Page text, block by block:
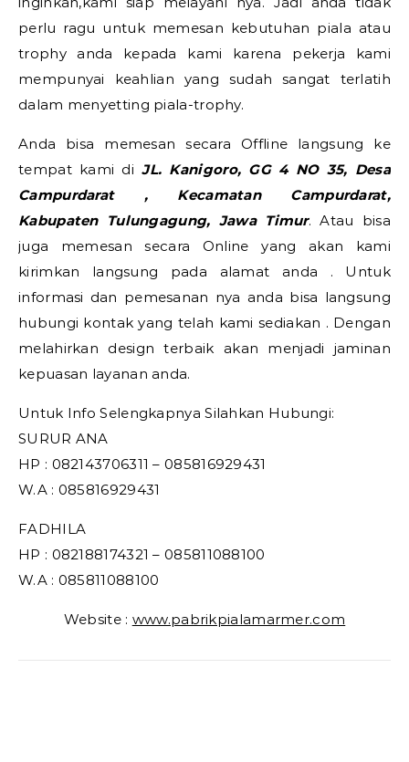
perlu ragu untuk memesan kebutuhan piala atau
trophy anda kepada kami karena pekerja kami
mempunyai keahlian yang sudah sangat terlatih
dalam menyetting piala-trophy.
Anda bisa memesan secara Offline langsung ke
tempat kami diJL. Kanigoro, GG 4 NO 35, Desa
Campurdarat , Kecamatan Campurdarat,
Kabupaten Tulungagung, Jawa Timur. Atau bisa
juga memesan secara Online yang akan kami
kirimkan langsung pada alamat anda . Untuk
informasi dan pemesanan nya anda bisa langsung
hubungi kontak yang telah kami sediakan . Dengan
melahirkan design terbaik akan menjadi jaminan
kepuasan layanan anda.
Untuk Info Selengkapnya Silahkan Hubungi:
SURUR ANA
HP : 082143706311 – 085816929431
W.A : 085816929431
FADHILA
HP : 082188174321 – 085811088100
W.A : 085811088100
Website : www.pabrikpialamarmer.com